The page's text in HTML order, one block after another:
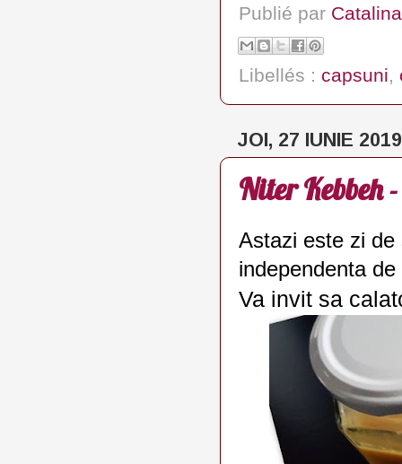
Publié par Catalina
Libellés : capsuni,
JOI, 27 IUNIE 2019
Niter
Astazi este zi de
independenta
Va invit sa